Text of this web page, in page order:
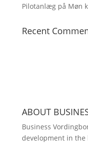
Pilotanlæg på Møn
Recent
ABOUT
Business
development in